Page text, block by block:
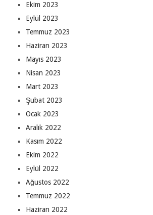
Ekim 2023
Eylül 2023
Temmuz 2023
Haziran 2023
Mayıs 2023
Nisan 2023
Mart 2023
Şubat 2023
Ocak 2023
Aralık 2022
Kasım 2022
Ekim 2022
Eylül 2022
Ağustos 2022
Temmuz 2022
Haziran 2022